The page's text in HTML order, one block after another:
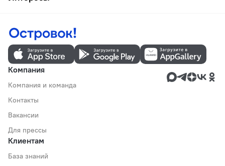
Компания
Компания и команда
Контакты
Вакансии
Для прессы
Клиентам
База знаний